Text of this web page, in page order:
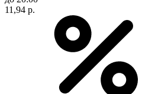
11,94 р.